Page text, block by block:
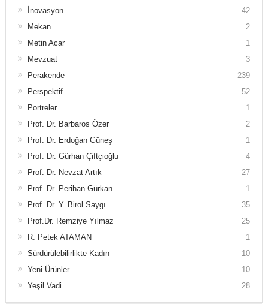
İnovasyon
42
Mekan
2
Metin Acar
1
Mevzuat
3
Perakende
239
Perspektif
52
Portreler
1
Prof. Dr. Barbaros Özer
2
Prof. Dr. Erdoğan Güneş
1
Prof. Dr. Gürhan Çiftçioğlu
4
Prof. Dr. Nevzat Artık
27
Prof. Dr. Perihan Gürkan
1
Prof. Dr. Y. Birol Saygı
35
Prof.Dr. Remziye Yılmaz
25
R. Petek ATAMAN
1
Sürdürülebilirlikte Kadın
10
Yeni Ürünler
10
Yeşil Vadi
28